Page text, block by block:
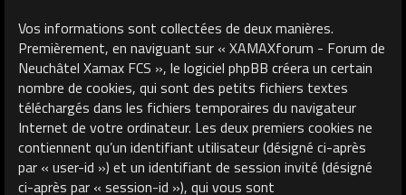
Vos informations sont collectées de deux manières.
Premièrement, en naviguant sur « XAMAXforum - Forum de
Neuchâtel Xamax FCS », le logiciel phpBB créera un certain
nombre de cookies, qui sont des petits fichiers textes
téléchargés dans les fichiers temporaires du navigateur
Internet de votre ordinateur. Les deux premiers cookies ne
contiennent qu’un identifiant utilisateur (désigné ci-après
par « user-id ») et un identifiant de session invité (désigné
ci-après par « session-id »), qui vous sont